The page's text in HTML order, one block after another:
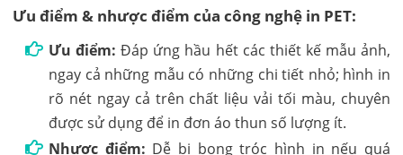
Ưu điểm & nhược điểm của công nghệ in PET:
Ưu điểm: Đáp ứng hầu hết các thiết kế mẫu ảnh,
ngay cả những mẫu có những chi tiết nhỏ; hình in
rõ nét ngay cả trên chất liệu vải tối màu, chuyên
được sử dụng để in đơn áo thun số lượng ít.
Nhược điểm: Dễ bị bong tróc hình in nếu quá